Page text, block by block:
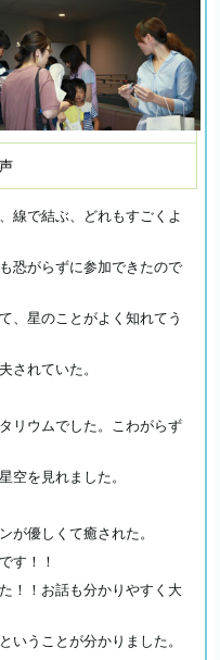
線で結ぶ、どれもすごくよ
恐がらずに参加できたので
、星のことがよく知れてう
されていた。
リウムでした。こわがらず
空を見れました。
が優しくて癒された。
す！！
！！お話も分かりやすく大
いうことが分かりました。